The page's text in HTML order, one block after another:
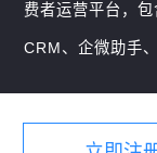
费者运营平台，
CRM、企微助手
售能力，做出增